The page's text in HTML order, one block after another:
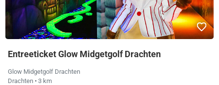
Entreeticket Glow Midgetgolf Drachten
Glow Midgetgolf Drachten
Drachten • 3 km